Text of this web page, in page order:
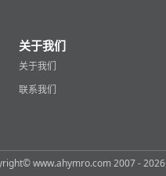
关于我们
关于我们
联系我们
www.ahymro.com 2007 - 2026